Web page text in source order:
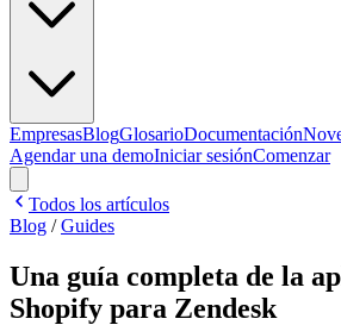
EmpresasBlogGlosarioDocumentación
Agendar una demoIniciar sesiónComenzar
Todos los artículos
Blog /Guides
Una guía completa de la
Shopify para Zendesk